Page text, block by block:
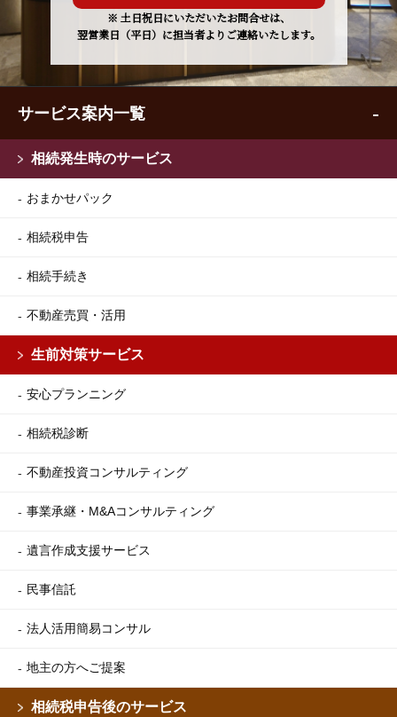
※ 土日祝日にいただいたお問合せは、
翌営業日（平日）に担当者よりご連絡いたします。
サービス案内一覧
相続発生時のサービス
おまかせパック
相続税申告
相続手続き
不動産売買・活用
生前対策サービス
安心プランニング
相続税診断
不動産投資コンサルティング
事業承継・M&Aコンサルティング
遺言作成支援サービス
民事信託
法人活用簡易コンサル
地主の方へご提案
相続税申告後のサービス